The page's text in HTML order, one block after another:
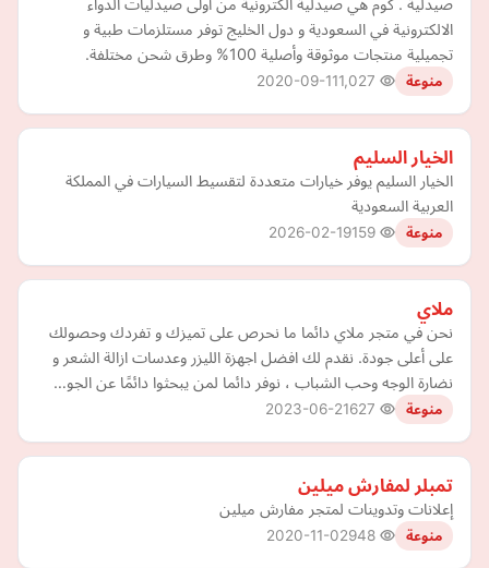
صيدلية . كوم هي صيدلية الكترونية من أولى صيدليات الدواء
الالكترونية في السعودية و دول الخليج توفر مستلزمات طبية و
تجميلية منتجات موثوقة وأصلية 100% وطرق شحن مختلفة.
منوعة 2020-09-11
الخيار السليم
الخيار السليم يوفر خيارات متعددة لتقسيط السيارات في المملكة
العربية السعودية
منوعة 2026-02-19
ملاي
نحن في متجر ملاي دائما ما نحرص على تميزك و تفردك وحصولك
على أعلى جودة. نقدم لك افضل اجهزة الليزر وعدسات ازالة الشعر و
نضارة الوجه وحب الشباب ، نوفر دائما لمن يبحثوا دائمًا عن الجو…
منوعة 2023-06-21
تمبلر لمفارش ميلين
إعلانات وتدوينات لمتجر مفارش ميلين
منوعة 2020-11-02